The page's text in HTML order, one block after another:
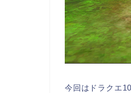
今回はドラクエ